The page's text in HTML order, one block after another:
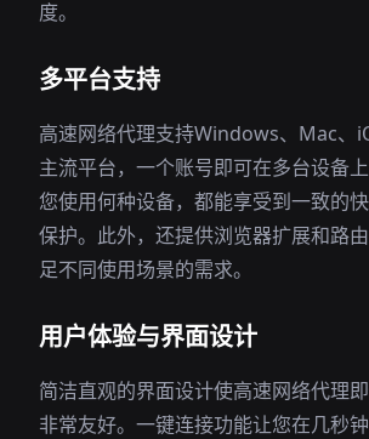
度。
多平台支持
高速网络代理支持Windows、Mac、
主流平台，一个账号即可在多台设备
您使用何种设备，都能享受到一致的
保护。此外，还提供浏览器扩展和路
足不同使用场景的需求。
用户体验与界面设计
简洁直观的界面设计使高速网络代理
非常友好。一键连接功能让您在几秒